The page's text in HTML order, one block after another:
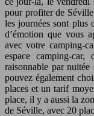
pour profiter de
les journées sont plus
d’émotion que vous
avec votre camping-
espace camping-
raisonnable par
pouvez également
places et un tarif
place, il y a aussi la
de Séville, avec 20